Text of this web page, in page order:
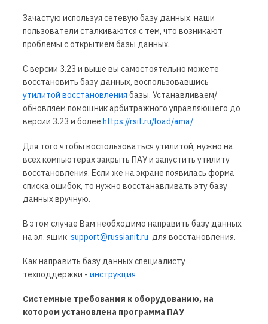
Зачастую используя сетевую базу данных, наши
пользователи сталкиваются с тем, что возникают
проблемы с открытием базы данных.
С версии 3.23 и выше вы самостоятельно можете
восстановить базу данных, воспользовавшись
утилитой восстановления базы. Устанавливаем/
обновляем помощник арбитражного управляющего до
версии 3.23 и более https://rsit.ru/load/ama/
Для того чтобы воспользоваться утилитой, нужно на
всех компьютерах закрыть ПАУ и запустить утилиту
восстановления. Если же на экране появилась форма
списка ошибок, то нужно восстанавливать эту базу
данных вручную.
В этом случае Вам необходимо направить базу данных
на эл. ящик support@russianit.ru для восстановления.
Как направить базу данных специалисту
техподдержки - инструкция
Системные требования к оборудованию, на
котором установлена программа ПАУ